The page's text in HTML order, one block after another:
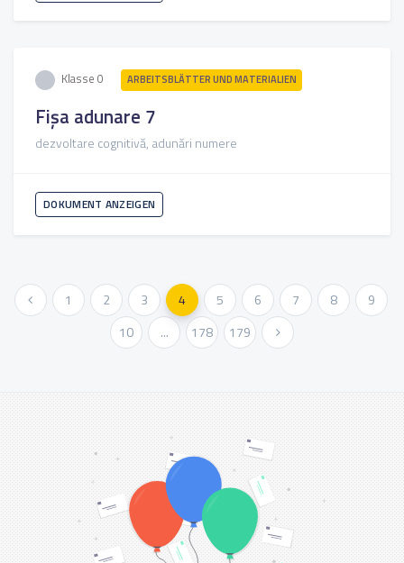
Klasse 0 ARBEITSBLÄTTER UND MATERIALIEN
Fișa adunare 7
dezvoltare cognitivă, adunări numere
DOKUMENT ANZEIGEN
« Vorher 1 2 3 4 5 6 7 8
9
10
... 178 179 Weiter »